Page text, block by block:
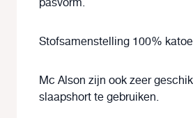
Stofsamenstelling 100%
Mc Alson zijn ook zeer
slaapshort te gebruiken.